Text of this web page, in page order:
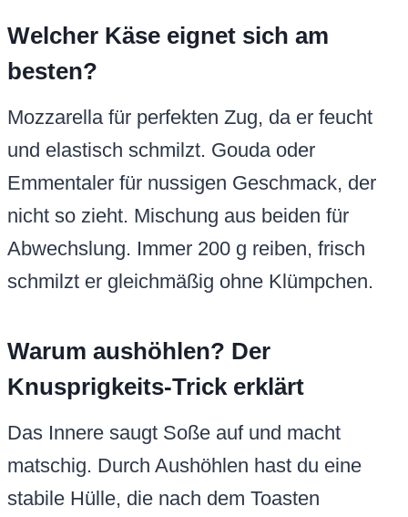
Welcher Käse eignet sich am
besten?
Mozzarella für perfekten Zug, da er feucht
und elastisch schmilzt. Gouda oder
Emmentaler für nussigen Geschmack, der
nicht so zieht. Mischung aus beiden für
Abwechslung. Immer 200 g reiben, frisch
schmilzt er gleichmäßig ohne Klümpchen.
Warum aushöhlen? Der
Knusprigkeits-Trick erklärt
Das Innere saugt Soße auf und macht
matschig. Durch Aushöhlen hast du eine
stabile Hülle, die nach dem Toasten